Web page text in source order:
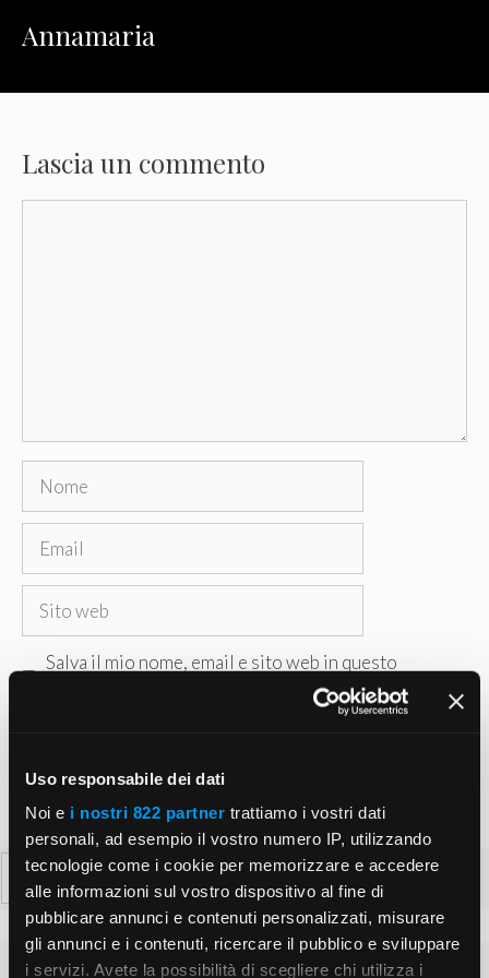
Uso responsabile dei dati
Noi e i nostri 822 partner trattiamo i vostri dati
personali, ad esempio il vostro numero IP, utilizzando
tecnologie come i cookie per memorizzare e accedere
alle informazioni sul vostro dispositivo al fine di
pubblicare annunci e contenuti personalizzati, misurare
gli annunci e i contenuti, ricercare il pubblico e sviluppare
i servizi. Avete la possibilità di scegliere chi utilizza i
Annamaria
Lascia un commento
Nome
Email
Sito
Salva il mio nome, email e sito web in questo
browser per la prossima volta che commento.
Ricerca
per: